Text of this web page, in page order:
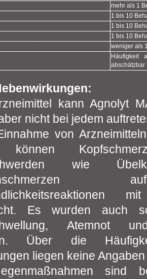
mehr als 1
1 bis 10
1 bis 10
1 bis 10
weniger als
Häufigkeit
abschätzbar
kann Agnolyt
nicht bei jedem
von
können
wie
Es wurden auch
Atemnot
Über die
liegen keine
sind